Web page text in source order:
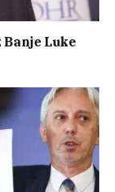
Banje Luke